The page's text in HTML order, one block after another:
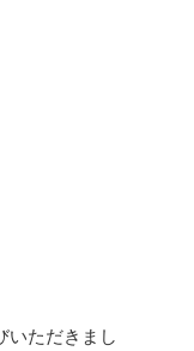
いただきまし